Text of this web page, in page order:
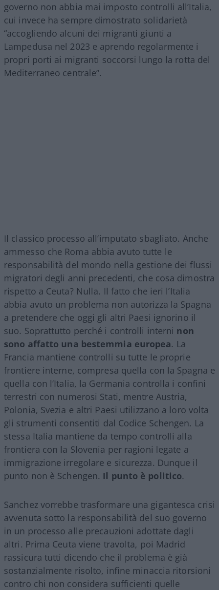
governo non abbia mai imposto controlli all’Italia,
cui invece ha sempre dimostrato solidarietà
“accogliendo alcuni dei migranti giunti a
Lampedusa nel 2023 e aprendo regolarmente i
propri porti ai migranti soccorsi lungo la rotta del
Mediterraneo centrale”.
Il classico processo all’imputato sbagliato. Anche
ammesso che Roma abbia avuto tutte le
responsabilità del mondo nella gestione dei flussi
migratori degli anni precedenti, che cosa dimostra
rispetto a Ceuta? Nulla. Il fatto che ieri l’Italia
abbia avuto un problema non autorizza la Spagna
a pretendere che oggi gli altri Paesi ignorino il
suo. Soprattutto perché i controlli interni non
sono affatto una bestemmia europea. La
Francia mantiene controlli su tutte le proprie
frontiere interne, compresa quella con la Spagna e
quella con l’Italia, la Germania controlla i confini
terrestri con numerosi Stati, mentre Austria,
Polonia, Svezia e altri Paesi utilizzano a loro volta
gli strumenti consentiti dal Codice Schengen. La
stessa Italia mantiene da tempo controlli alla
frontiera con la Slovenia per ragioni legate a
immigrazione irregolare e sicurezza. Dunque il
punto non è Schengen. Il punto è politico.
Sanchez vorrebbe trasformare una gigantesca crisi
avvenuta sotto la responsabilità del suo governo
in un processo alle precauzioni adottate dagli
altri. Prima Ceuta viene travolta, poi Madrid
rassicura tutti dicendo che il problema è già
sostanzialmente risolto, infine minaccia ritorsioni
contro chi non considera sufficienti quelle